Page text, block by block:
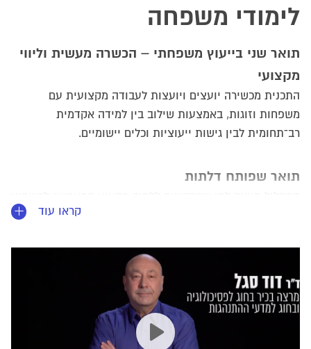
לימודי משפחה
תואר שני בייעוץ משפחתי – הכשרה מעשית וליווי
מקצועי
התכנית מכשירה יועצים ויועצות לעבודה מקצועית עם
משפחות וזוגות, באמצעות שילוב בין למידה אקדמית
רב־תחומית לבין גישות ייעוציות וכלים יישומיים.
תואר שפותח דלתות
באמת וללוות אנשים, זוגות ומשפחות ברגעים המשמעותיים
בוגרי ובוגרות התכנית יוכלו לעסוק בייעוץ משפחתי, לעבוד עם
זוגות ולבצע הדרכת הורים. הם יוכלו לסייע בשיפור מערכות
יחסים ובהתמודדות עם אתגרים ושינויים בחיים, ולעבוד
כעצמאיים בקליניקה פרטית או במסגרת ארגונים ועמותות.
קראו עוד